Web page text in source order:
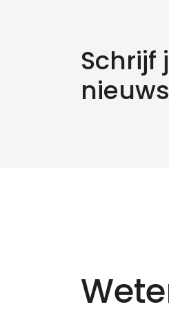
Schrijf